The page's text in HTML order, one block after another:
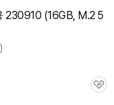
기
230910 (16GB, M.2 5
관